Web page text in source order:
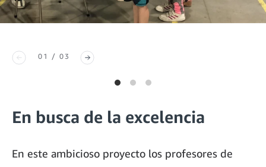
01 / 03
En busca de la excelencia
En este ambicioso proyecto los profesores de